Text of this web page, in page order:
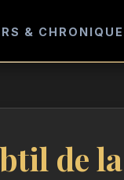
&
de